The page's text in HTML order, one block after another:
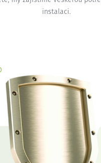
instalaci.